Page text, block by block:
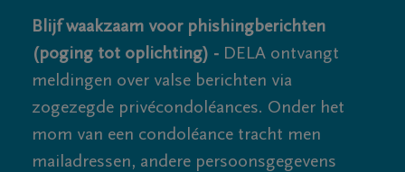
Blijf waakzaam voor phishingberichten
(poging tot oplichting) - DELA ontvangt
meldingen over valse berichten via
zogezegde privécondoléances. Onder het
mom van een condoléance tracht men
mailadressen, andere persoonsgegevens